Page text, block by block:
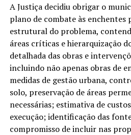
A Justiça decidiu obrigar o
plano de combate às enchentes
estrutural do problema,
áreas críticas e hierarquização
detalhada das obras e
incluindo não apenas obras de
medidas de gestão urbana,
solo, preservação de áreas
necessárias; estimativa de
execução; identificação das
compromisso de incluir nas